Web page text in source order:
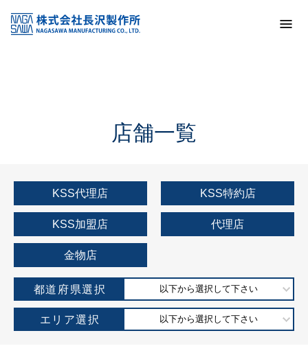
KSS加盟店・取扱店情報
店舗一覧
店舗一覧
KSS代理店 KSS特約店
KSS加盟店 代理店
金物店
都道府県選択 以下から選択して下さい
エリア選択 以下から選択して下さい